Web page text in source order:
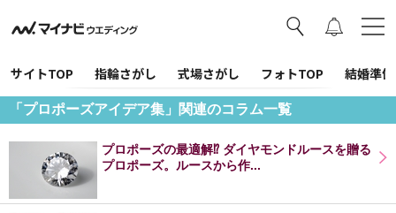
サイトTOP 指輪さがし 式場さがし フォトTOP 結婚準
「プロポーズアイデア集」関連のコラム一覧
プロポーズの最適解⁉ ダイヤモンドルースを贈る
プロポーズ。ルースから作...